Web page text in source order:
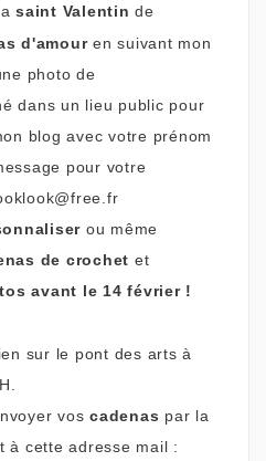
saint Valentin de
d'amouren suivant mon
photo de
dans un lieu public pour
blog avec votre prénom
pour votre
ou même
de crochet et
avant le 14 février !
sur le pont des arts à
vos cadenas par la
à cette adresse mail :